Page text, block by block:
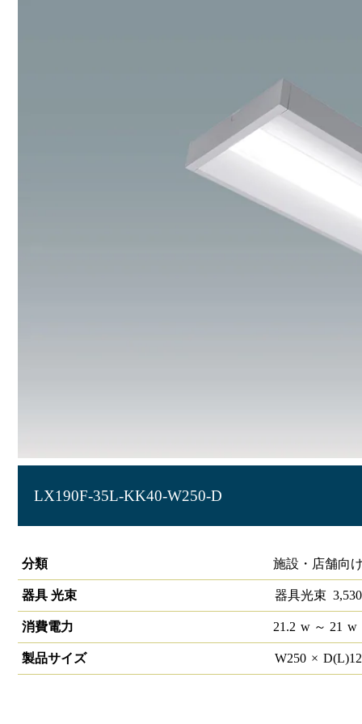
LX190F-35L-KK40-W250-D
分類
施設・店舗向
器具 光束 器具光束 3,530
消費電力 21.2 w～ 21 w
製品サイズ W250 × D(L)